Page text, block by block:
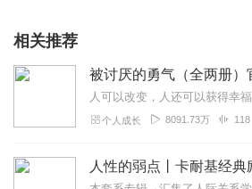
相关推荐
个人成长 8091.73万 118